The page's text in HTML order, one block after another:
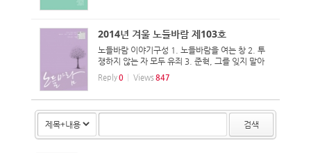
2014년 겨울 노들바람 제103호
노들바람 이야기구성 1. 노들바람을 여는 창 2. 투
쟁하지 않는 자 모두 유죄 3. 준혁, 그를 잊지 말아
요 4. [형님 한 말씀] 한 해를 보내면서 5. 카페 별꼴
의 지난 일 년 6. 인강원과 함께한 2014년을 돌아보
Reply0 Views 847
검색